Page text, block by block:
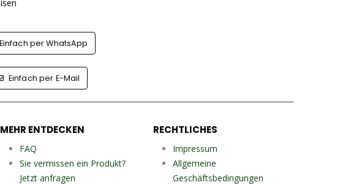
Einfach per WhatsApp
Einfach per E-Mail
MEHR ENTDECKEN
FAQ
Sie vermissen ein Produkt?
Jetzt anfragen
RECHTLICHES
Impressum
Allgemeine
Geschäftsbedingungen